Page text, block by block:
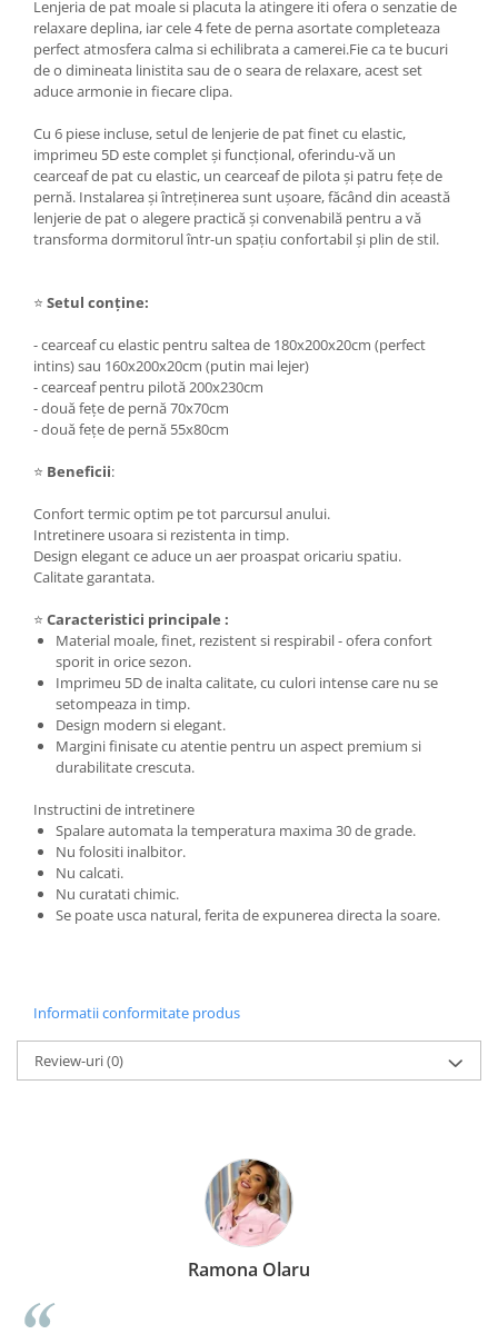
Lenjeria de pat moale si placuta la atingere iti ofera o senzatie de
relaxare deplina, iar cele 4 fete de perna asortate completeaza
perfect atmosfera calma si echilibrata a camerei.Fie ca te bucuri
de o dimineata linistita sau de o seara de relaxare, acest set
aduce armonie in fiecare clipa.
Cu 6 piese incluse, setul de lenjerie de pat finet cu elastic,
imprimeu 5D este complet și funcțional, oferindu-vă un
cearceaf de pat cu elastic, un cearceaf de pilota și patru fețe de
pernă. Instalarea și întreținerea sunt ușoare, făcând din această
lenjerie de pat o alegere practică și convenabilă pentru a vă
transforma dormitorul într-un spațiu confortabil și plin de stil.
⭐ Setul conține:
- cearceaf cu elastic pentru saltea de 180x200x20cm (perfect
intins) sau 160x200x20cm (putin mai lejer)
- cearceaf pentru pilotă 200x230cm
- două fețe de pernă 70x70cm
- două fețe de pernă 55x80cm
⭐ Beneficii:
Confort termic optim pe tot parcursul anului.
Intretinere usoara si rezistenta in timp.
Design elegant ce aduce un aer proaspat oricariu spatiu.
Calitate garantata.
⭐ Caracteristici principale :
Material moale, finet, rezistent si respirabil - ofera confort
sporit in orice sezon.
Imprimeu 5D de inalta calitate, cu culori intense care nu se
setompeaza in timp.
Design modern si elegant.
Margini finisate cu atentie pentru un aspect premium si
durabilitate crescuta.
Instructini de intretinere
Spalare automata la temperatura maxima 30 de grade.
Nu folositi inalbitor.
Nu calcati.
Nu curatati chimic.
Se poate usca natural, ferita de expunerea directa la soare.
Informatii conformitate produs
Review-uri(0)
Ramona Olaru